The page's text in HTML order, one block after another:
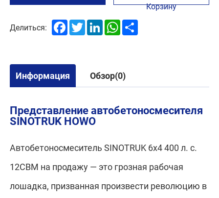
Корзину
Делиться: FacebookTwitterLinkedInWhatsApp
Информация Обзор(0)
Представление автобетоносмесителя
SINOTRUK HOWO
Автобетоносмеситель SINOTRUK 6x4 400 л. с.
12CBM на продажу — это грозная рабочая
лошадка, призванная произвести революцию в